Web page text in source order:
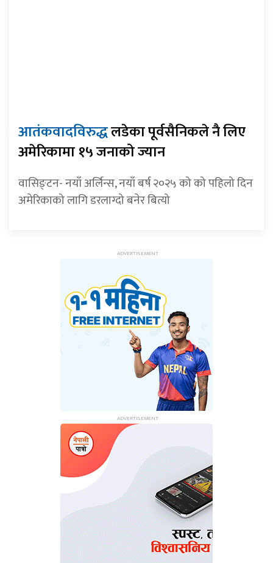
आतंकवादविरुद्धलडेका पूर्वसैनिकले नै लिए
अमेरिकामा १५ जनाको ज्यान
वासिङ्टन- नयाँ अर्लिन्स, नयाँ बर्ष २०२५ को को पहिलो दिन
अमेरिकाको लागि डरलाग्दो बनेर बित्यो